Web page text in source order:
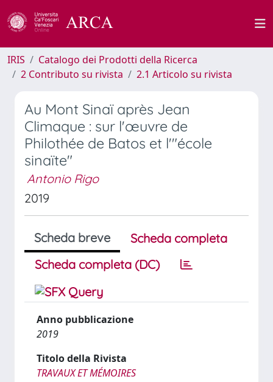
IRIS
Catalogo dei Prodotti della Ricerca
2 Contributo su rivista
2.1 Articolo su rivista
Au Mont Sinaï après Jean
Climaque : sur l'œuvre de
Philothée de Batos et l'"école
sinaïte"
Antonio Rigo
2019
Scheda breve
Scheda completa
Scheda completa (DC)
Anno pubblicazione
2019
Titolo della Rivista
TRAVAUX ET MÉMOIRES